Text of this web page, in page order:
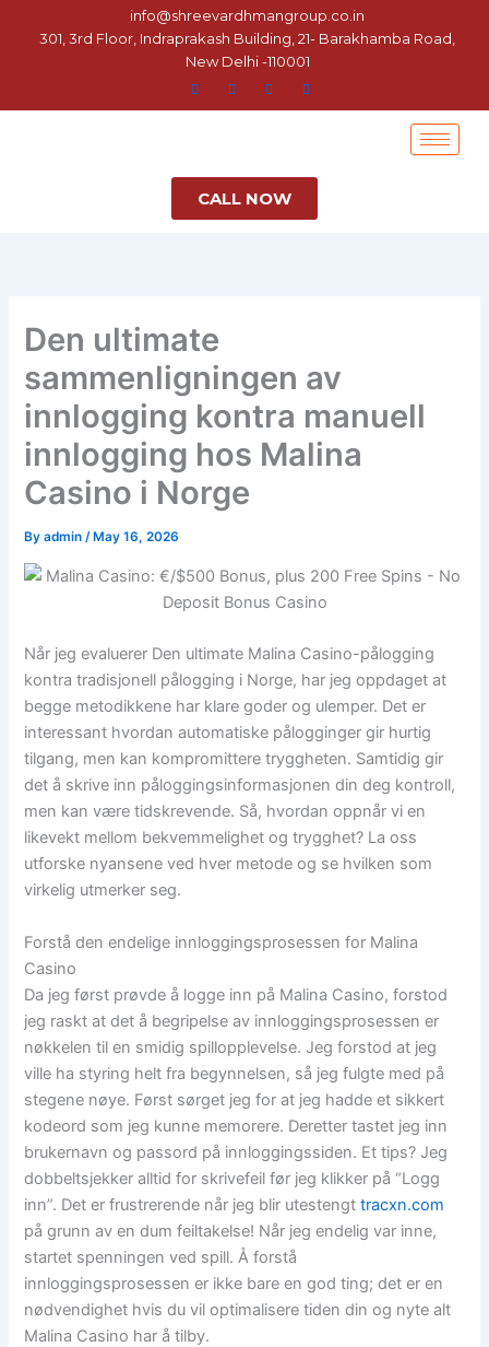
info@shreevardhmangroup.co.in
301, 3rd Floor, Indraprakash Building, 21- Barakhamba Road,
New Delhi -110001
CALL NOW
Den ultimate
sammenligningen av
innlogging kontra manuell
innlogging hos Malina
Casino i Norge
Byadmin/ May 16, 2026
Når jeg evaluerer Den ultimate Malina Casino-pålogging
kontra tradisjonell pålogging i Norge, har jeg oppdaget at
begge metodikkene har klare goder og ulemper. Det er
interessant hvordan automatiske pålogginger gir hurtig
tilgang, men kan kompromittere tryggheten. Samtidig gir
det å skrive inn påloggingsinformasjonen din deg kontroll,
men kan være tidskrevende. Så, hvordan oppnår vi en
likevekt mellom bekvemmelighet og trygghet? La oss
utforske nyansene ved hver metode og se hvilken som
virkelig utmerker seg.
Forstå den endelige innloggingsprosessen for Malina
Casino
Da jeg først prøvde å logge inn på Malina Casino, forstod
jeg raskt at det å begripelse av innloggingsprosessen er
nøkkelen til en smidig spillopplevelse. Jeg forstod at jeg
ville ha styring helt fra begynnelsen, så jeg fulgte med på
stegene nøye. Først sørget jeg for at jeg hadde et sikkert
kodeord som jeg kunne memorere. Deretter tastet jeg inn
brukernavn og passord på innloggingssiden. Et tips? Jeg
dobbeltsjekker alltid for skrivefeil før jeg klikker på “Logg
inn”. Det er frustrerende når jeg blir utestengttracxn.com
på grunn av en dum feiltakelse! Når jeg endelig var inne,
startet spenningen ved spill. Å forstå
innloggingsprosessen er ikke bare en god ting; det er en
nødvendighet hvis du vil optimalisere tiden din og nyte alt
Malina Casino har å tilby.